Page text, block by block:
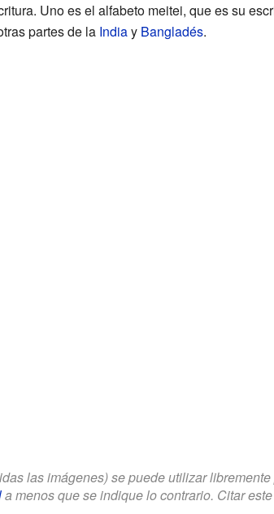
Uno es el alfabeto meitei, que es su
partes de la Indiay Bangladés.
las imágenes) se puede utilizar libremente
a menos que se indique lo contrario. Citar